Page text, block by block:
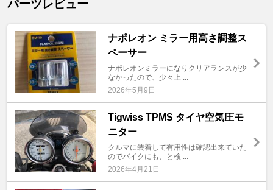
パーツレビュー
ナポレオン ミラー用高さ調整ス
ペーサー
ナポレオンミラーになりクリアランスが少
なかったので、少々上 ...
2026年5月9日
Tigwiss TPMS タイヤ空気圧モ
ニター
クルマに装着して有用性は確認出来ていた
のでバイクにも、と検 ...
2026年4月21日